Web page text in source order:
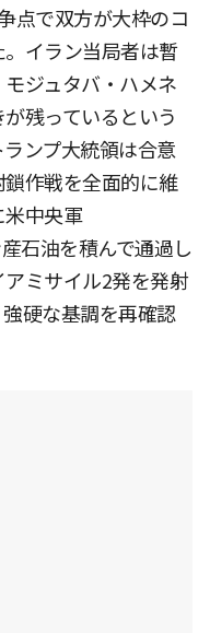
点で双方が大枠のコ
イラン当局者は暫
ジュタバ・ハメネ
残っているという
ンプ大統領は合意
作戦を全面的に維
中央軍
石油を積んで通過し
ミサイル2発を発射
硬な基調を再確認